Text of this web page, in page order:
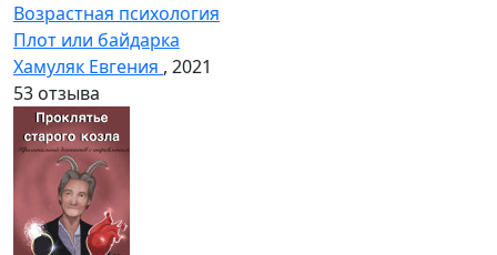
Возрастная психология
Плот или байдарка
Хамуляк Евгения , 2021
53 отзыва